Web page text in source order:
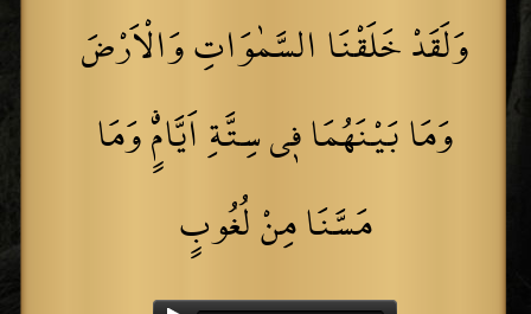
وَلَقَدْ خَلَقْنَا السَّمٰوَاتِ وَالْاَرْضَ
وَمَا بَيْنَهُمَا ف۪ي سِتَّةِ اَيَّامٍۗ وَمَا
مَسَّنَا مِنْ لُغُوبٍ